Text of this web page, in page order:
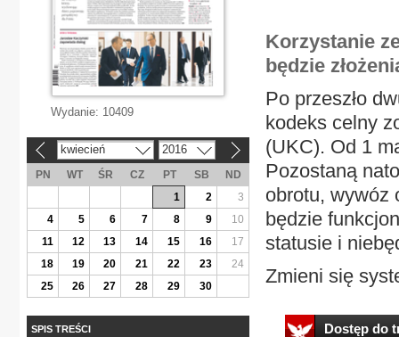
Korzystanie
będzie
Po przeszło
kodeks celny
(UKC). Od 1
Pozostaną
obrotu, wywóz
będzie
statusie i
Zmieni się
Dostęp do
Wydanie: 10409
kwiecień 2016
PN WT ŚR CZ PT SB
ND
1
2
3
4
5 6 7 8 9
10
11
12 13 14 15 16
17
18
19 20 21 22 23
24
25
26 27 28 29 30
SPIS TREŚCI